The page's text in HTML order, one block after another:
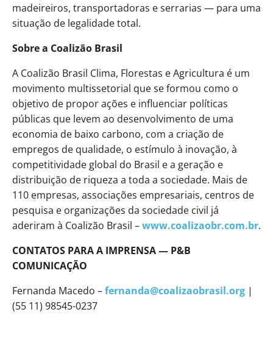
madeireiros, transportadoras e serrarias — para uma
situação de legalidade total.
Sobre a Coalizão Brasil
A Coalizão Brasil Clima, Florestas e Agricultura é um
movimento multissetorial que se formou como o
objetivo de propor ações e influenciar políticas
públicas que levem ao desenvolvimento de uma
economia de baixo carbono, com a criação de
empregos de qualidade, o estímulo à inovação, à
competitividade global do Brasil e a geração e
distribuição de riqueza a toda a sociedade. Mais de
110 empresas, associações empresariais, centros de
pesquisa e organizações da sociedade civil já
aderiram à Coalizão Brasil –www.coalizaobr.com.br.
CONTATOS PARA A IMPRENSA — P&B
COMUNICAÇÃO
Fernanda Macedo –fernanda@coalizaobrasil.org |
(55 11) 98545-0237